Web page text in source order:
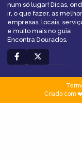
num só lugar! Dicas,
ir, o que fazer, as
empresas, locais,
e muito mais no guia
Encontra Dourados.
Criado com